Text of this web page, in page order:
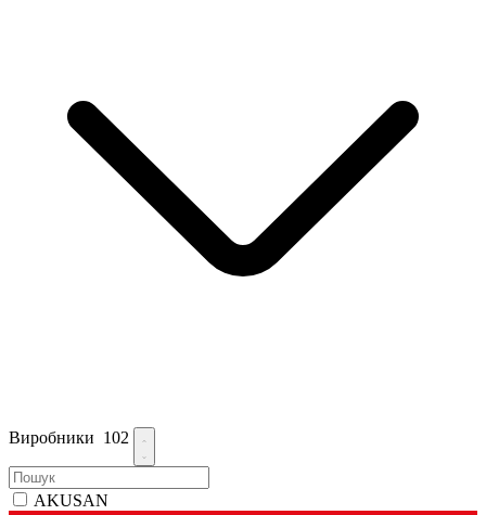
Виробники 102
AKUSAN